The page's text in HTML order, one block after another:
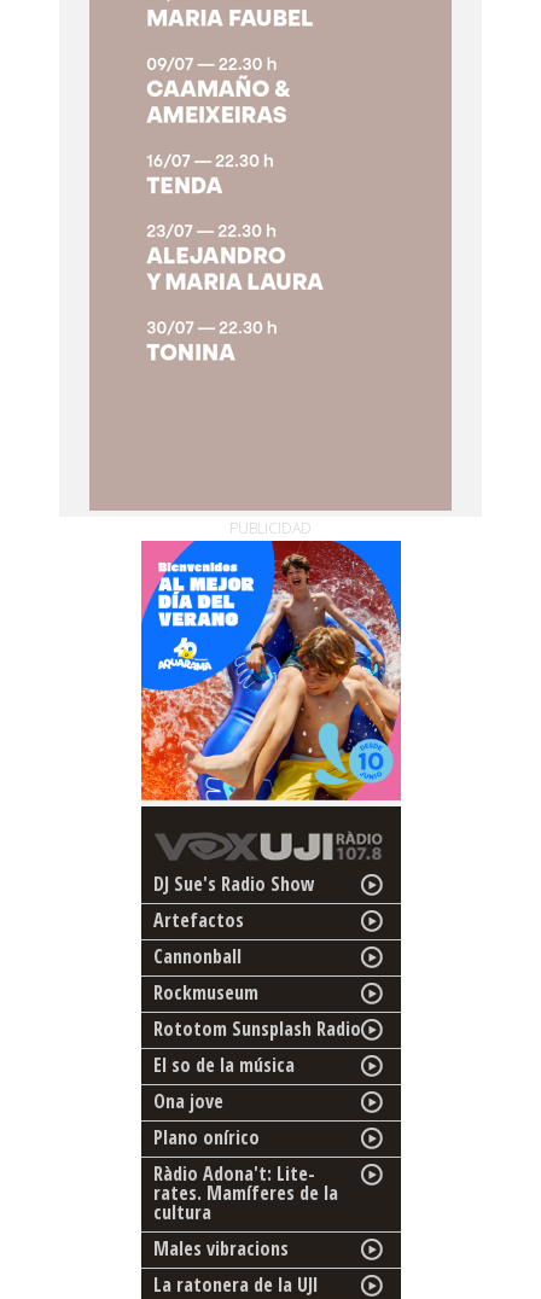
PUBLICIDAD
DJ Sue's Radio Show
Artefactos
Cannonball
Rockmuseum
Rototom Sunsplash Radio
El so de la música
Ona jove
Plano onírico
Ràdio Adona't: Lite-
rates. Mamíferes de la
cultura
Males vibracions
La ratonera de la UJI